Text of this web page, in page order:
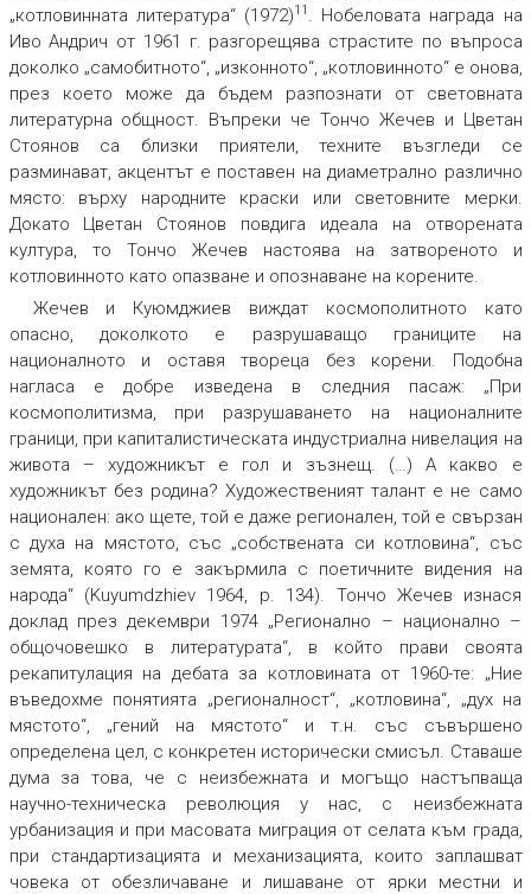
„котловинната литература“ (1972)11 . Нобеловата награда на
Иво Андрич от 1961 г. разгорещява страстите по въпроса
доколко „самобитното“, „изконното“, „котловинното“ е онова,
през което може да бъдем разпознати от световната
литературна общност. Въпреки че Тончо Жечев и Цветан
Стоянов са близки приятели, техните възгледи се
разминават, акцентът е поставен на диаметрално различно
място: върху народните краски или световните мерки.
Докато Цветан Стоянов повдига идеала на отворената
култура, то Тончо Жечев настоява на затвореното и
котловинното като опазване и опознаване на корените.
Жечев и Куюмджиев виждат космополитното като
опасно, доколкото е разрушаващо границите на
националното и оставя твореца без корени. Подобна
нагласа е добре изведена в следния пасаж: „При
космополитизма, при разрушаването на националните
граници, при капиталистическата индустриална нивелация на
живота – художникът е гол и зъзнещ. (…) А какво е
художникът без родина? Художественият талант е не само
национален: ако щете, той е даже регионален, той е свързан
с духа на мястото, със „собствената си котловина“, със
земята, която го е закърмила с поетичните видения на
народа“ (Kuyumdzhiev 1964, р. 134). Тончо Жечев изнася
доклад през декември 1974 „Регионално – национално –
общочовешко в литературата“, в който прави своята
рекапитулация на дебата за котловината от 1960-те: „Ние
въведохме понятията „регионалност“, „котловина“, „дух на
мястото“, „гений на мястото“ и т.н. със съвършено
определена цел, с конкретен исторически смисъл. Ставаше
дума за това, че с неизбежната и могъщо настъпваща
научно-техническа революция у нас, с неизбежната
урбанизация и при масовата миграция от селата към града,
при стандартизацията и механизацията, които заплашват
човека от обезличаване и лишаване от ярки местни и